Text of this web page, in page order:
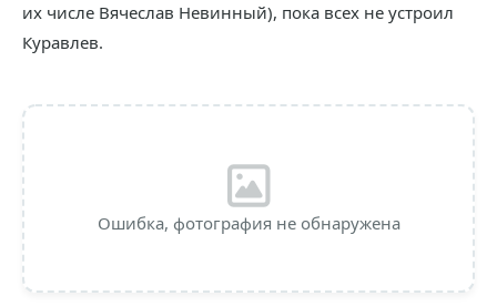
их числе Вячеслав Невинный), пока всех не устроил
Куравлев.
Ошибка, фотография не обнаружена